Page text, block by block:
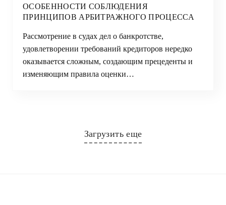
ОСОБЕННОСТИ СОБЛЮДЕНИЯ
ПРИНЦИПОВ АРБИТРАЖНОГО ПРОЦЕССА
Рассмотрение в судах дел о банкротстве,
удовлетворении требований кредиторов нередко
оказывается сложным, создающим прецеденты и
изменяющим правила оценки…
Загрузить еще